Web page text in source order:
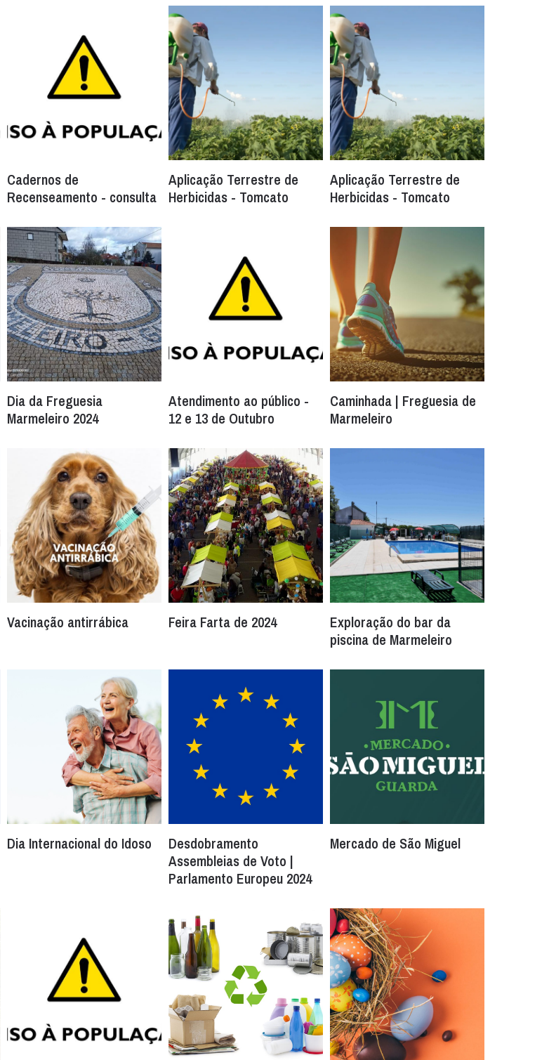
Cadernos de
Recenseamento - consulta
Aplicação Terrestre de
Herbicidas - Tomcato
Aplicação Terrestre de
Herbicidas - Tomcato
Dia da Freguesia
Marmeleiro 2024
Atendimento ao público -
12 e 13 de Outubro
Caminhada | Freguesia de
Marmeleiro
Vacinação antirrábica Feira Farta de 2024
Exploração do bar da
piscina de Marmeleiro
Dia Internacional do Idoso
Desdobramento
Assembleias de Voto |
Parlamento Europeu 2024
Mercado de São Miguel